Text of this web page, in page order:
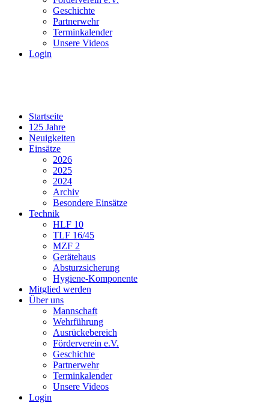
Geschichte
Partnerwehr
Terminkalender
Unsere Videos
Login
Startseite
125 Jahre
Neuigkeiten
Einsätze
2026
2025
2024
Archiv
Besondere Einsätze
Technik
HLF 10
TLF 16/45
MZF 2
Gerätehaus
Absturzsicherung
Hygiene-Komponente
Mitglied werden
Über uns
Mannschaft
Wehrführung
Ausrückebereich
Förderverein e.V.
Geschichte
Partnerwehr
Terminkalender
Unsere Videos
Login